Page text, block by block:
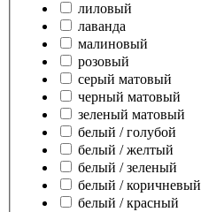
лиловый
лаванда
малиновый
розовый
серый матовый
черный матовый
зеленый матовый
белый / голубой
белый / желтый
белый / зеленый
белый / коричневый
белый / красный